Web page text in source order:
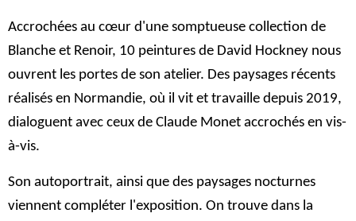
Accrochées au cœur d'une somptueuse collection de
Blanche et Renoir, 10 peintures de David Hockney nous
ouvrent les portes de son atelier. Des paysages récents
réalisés en Normandie, où il vit et travaille depuis 2019,
dialoguent avec ceux de Claude Monet accrochés en vis-
à-vis.
Son autoportrait, ainsi que des paysages nocturnes
viennent compléter l'exposition. On trouve dans la